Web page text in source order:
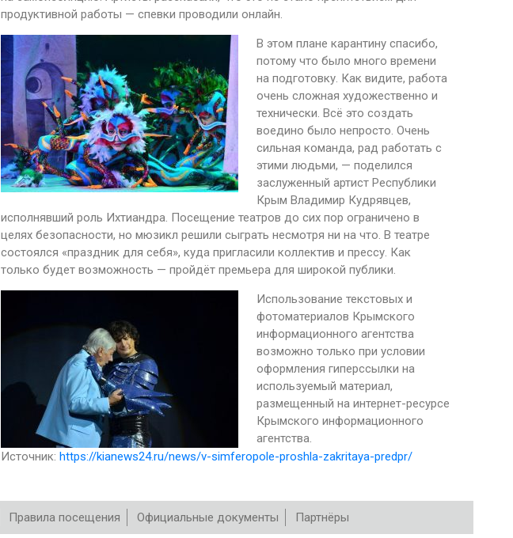
продуктивной работы — спевки проводили онлайн.
В этом плане карантину спасибо,
потому что было много времени
на подготовку. Как видите, работа
очень сложная художественно и
технически. Всё это создать
воедино было непросто. Очень
сильная команда, рад работать с
этими людьми, — поделился
заслуженный артист Республики
Крым Владимир Кудрявцев,
исполнявший роль Ихтиандра. Посещение театров до сих пор ограничено в
целях безопасности, но мюзикл решили сыграть несмотря ни на что. В театре
состоялся «праздник для себя», куда пригласили коллектив и прессу. Как
только будет возможность — пройдёт премьера для широкой публики.
Использование текстовых и
фотоматериалов Крымского
информационного агентства
возможно только при условии
оформления гиперссылки на
используемый материал,
размещенный на интернет-ресурсе
Крымского информационного
агентства.
Источник: https://kianews24.ru/news/v-simferopole-proshla-zakritaya-predpr/
Правила посещения Официальные документы Партнёры